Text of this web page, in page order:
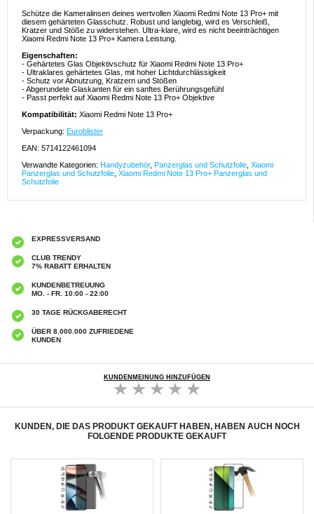
Schütze die Kameralinsen deines wertvollen Xiaomi Redmi Note 13 Pro+ mit
diesem gehärteten Glasschutz. Robust und langlebig, wird es Verschleiß,
Kratzer und Stöße zu widerstehen. Ultra-klare, wird es nicht beeinträchtigen
Xiaomi Redmi Note 13 Pro+ Kamera Leistung.
Eigenschaften:
- Gehärtetes Glas Objektivschutz für Xiaomi Redmi Note 13 Pro+
- Ultraklares gehärtetes Glas, mit hoher Lichtdurchlässigkeit
- Schutz vor Abnutzung, Kratzern und Stößen
- Abgerundete Glaskanten für ein sanftes Berührungsgefühl
- Passt perfekt auf Xiaomi Redmi Note 13 Pro+ Objektive
Kompatibilität: Xiaomi Redmi Note 13 Pro+
Verpackung: Euroblister
EAN: 5714122461094
Verwandte Kategorien: Handyzubehör, Panzerglas und Schutzfolie Xiaomi
Panzerglas und Schutzfolie Xiaomi Redmi Note 13 Pro+ Panzerglas und
Schutzfolie
EXPRESSVERSAND
CLUB TRENDY
7% RABATT ERHALTEN
KUNDENBETREUUNG
MO. - FR. 10:00 - 22:00
30 TAGE RÜCKGABERECHT
ÜBER 8.000.000 ZUFRIEDENE
KUNDEN
KUNDENMEINUNG HINZUFÜGEN
KUNDEN, DIE DAS PRODUKT GEKAUFT HABEN, HABEN AUCH NOCH
FOLGENDE PRODUKTE GEKAUFT